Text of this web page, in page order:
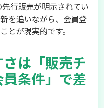
行販売が明示されてい
を追いながら、会員登
とが現実的です。
は「販売チ
条件」で差